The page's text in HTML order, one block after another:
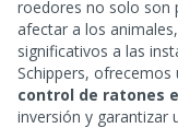
roedores no solo son
afectar a los
significativos a las
Schippers,
control de ratones
inversión y garantizar